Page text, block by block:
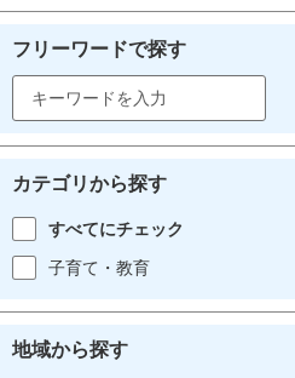
フリーワードで探す
カテゴリから探す
すべてにチェック
子育て・教育
地域から探す